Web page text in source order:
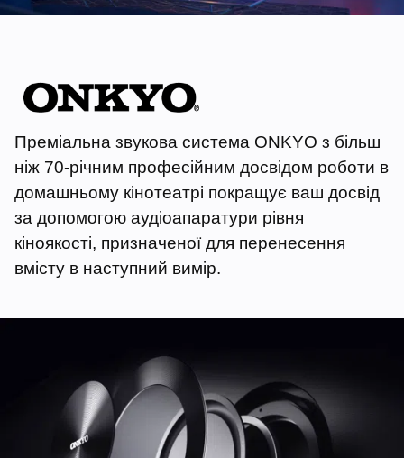
Преміальна звукова система ONKYO з більш
ніж 70-річним професійним досвідом роботи в
домашньому кінотеатрі покращує ваш досвід
за допомогою аудіоапаратури рівня
кіноякості, призначеної для перенесення
вмісту в наступний вимір.